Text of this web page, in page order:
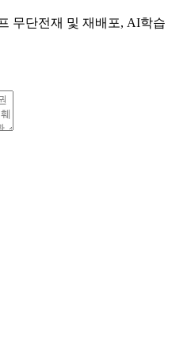
무단전재 및 재배포, AI학습